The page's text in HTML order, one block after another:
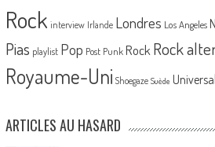
Rock interview Irlande Londres Los Angeles
Pias playlist Pop Post Punk Rock Rock
Royaume-Uni Shoegaze Suède Universal
ARTICLES AU HASARD